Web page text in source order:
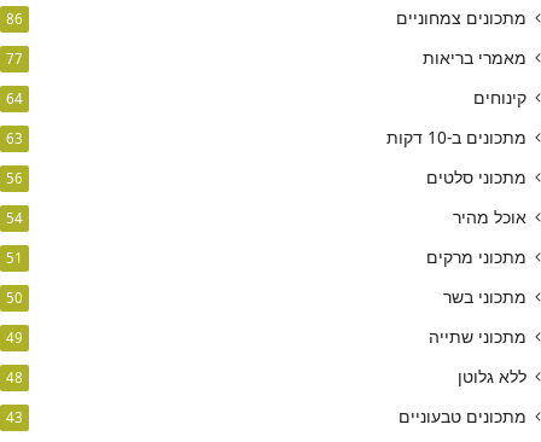
מתכונים צמחוניים 86
מאמרי בריאות 77
קינוחים 64
מתכונים ב-10 דקות 63
מתכוני סלטים 56
אוכל מהיר 54
מתכוני מרקים 51
מתכוני בשר 50
מתכוני שתייה 49
ללא גלוטן 48
מתכונים טבעוניים 43